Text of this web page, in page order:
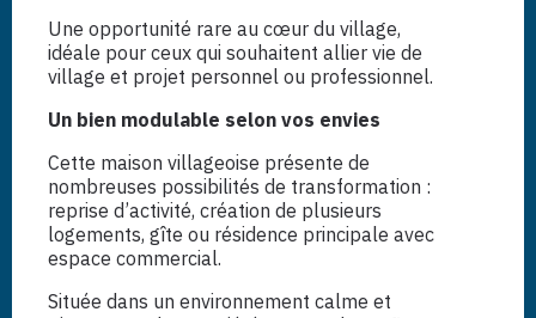
Une opportunité rare au cœur du village,
idéale pour ceux qui souhaitent allier vie de
village et projet personnel ou professionnel.
Un bien modulable selon vos envies
Cette maison villageoise présente de
nombreuses possibilités de transformation :
reprise d’activité, création de plusieurs
logements, gîte ou résidence principale avec
espace commercial.
Située dans un environnement calme et